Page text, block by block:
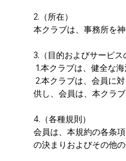
2.（所在）
本クラブは、事務所を
3.（目的およびサービス
1.本クラブは、健全な
2.本クラブは、会員に
供し、会員は、本クラ
4.（各種規則）
会員は、本規約の各条
の決まりおよびその他